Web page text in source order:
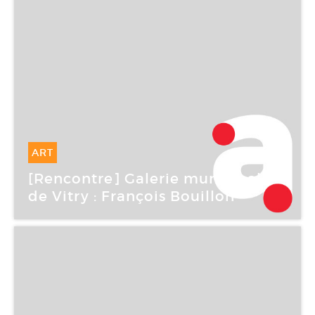
ART
14 Mai -14 Mai 2006
[Rencontre] Galerie municipale
de Vitry : François Bouillon